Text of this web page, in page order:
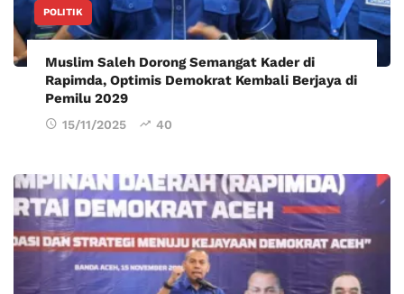
POLITIK
Muslim Saleh Dorong Semangat Kader di
Rapimda, Optimis Demokrat Kembali Berjaya di
Pemilu 2029
15/11/2025 40